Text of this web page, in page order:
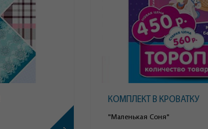
КОМПЛЕКТ В КРОВАТКУ
"Маленькая Соня"